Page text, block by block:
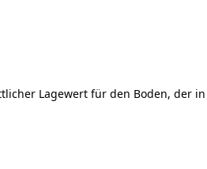
Lagewert für den Boden, der